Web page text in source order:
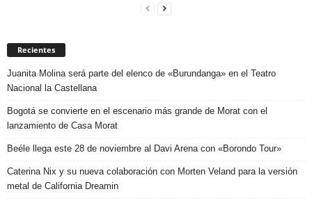
Recientes
Juanita Molina será parte del elenco de «Burundanga» en el Teatro
Nacional la Castellana
Bogotá se convierte en el escenario más grande de Morat con el
lanzamiento de Casa Morat
Beéle llega este 28 de noviembre al Davi Arena con «Borondo Tour»
Caterina Nix y su nueva colaboración con Morten Veland para la versión
metal de California Dreamin